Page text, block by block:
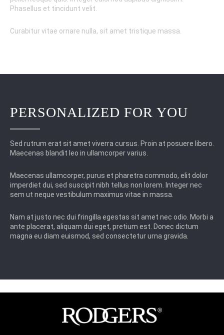
Phasellus et tincidunt velit.
Curabitur vitae ornare nulla, sit amet tristique massa.
PERSONALIZED FOR YOU
Sed rutrum erat sit amet viverra cursus. Proin at posuere libero.
Maecenas blandit leo in ullamcorper varius.
Maecenas ullamcorper, purus et pharetra commodo, elit dolor
imperdiet dui, sed suscipit nibh tellus non lorem. Integer nec
sem ut neque vestibulum maximus vitae in massa.
Nam at justo nec dui fringilla egestas sit amet nec odio. Morbi a
ante placerat, aliquam dui eget, pretium est. Donec dictum
magna eu diam euismod, sed consectetur urna gravida.